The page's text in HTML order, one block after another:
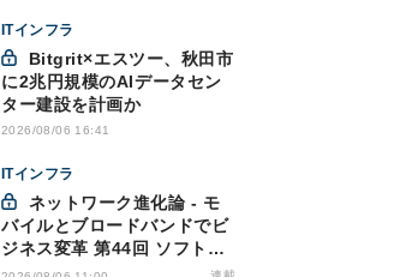
ITインフラ
に2兆円規模のAIデータセン
ター建設を計画か
2026/08/06 16:41
ITインフラ
バイルとブロードバンドでビ
ジネス変革 第44回 ソフトバ
ンクが「HAPS」のプレ商用